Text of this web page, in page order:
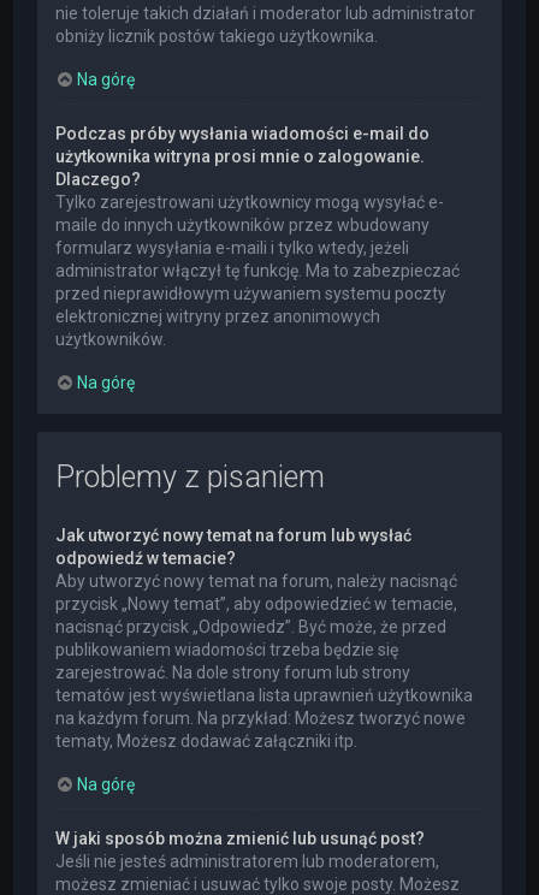
nie toleruje takich działań i moderator lub administrator
obniży licznik postów takiego użytkownika.
Na górę
Podczas próby wysłania wiadomości e-mail do
użytkownika witryna prosi mnie o zalogowanie.
Dlaczego?
Tylko zarejestrowani użytkownicy mogą wysyłać e-
maile do innych użytkowników przez wbudowany
formularz wysyłania e-maili i tylko wtedy, jeżeli
administrator włączył tę funkcję. Ma to zabezpieczać
przed nieprawidłowym używaniem systemu poczty
elektronicznej witryny przez anonimowych
użytkowników.
Na górę
Problemy z pisaniem
Jak utworzyć nowy temat na forum lub wysłać
odpowiedź w temacie?
Aby utworzyć nowy temat na forum, należy nacisnąć
przycisk „Nowy temat”, aby odpowiedzieć w temacie,
nacisnąć przycisk „Odpowiedz”. Być może, że przed
publikowaniem wiadomości trzeba będzie się
zarejestrować. Na dole strony forum lub strony
tematów jest wyświetlana lista uprawnień użytkownika
na każdym forum. Na przykład: Możesz tworzyć nowe
tematy, Możesz dodawać załączniki itp.
Na górę
W jaki sposób można zmienić lub usunąć post?
Jeśli nie jesteś administratorem lub moderatorem,
możesz zmieniać i usuwać tylko swoje posty. Możesz